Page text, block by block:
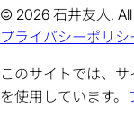
© 2026 石井友人.
プライバシーポリシ
このサイトでは、
を使用しています。